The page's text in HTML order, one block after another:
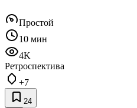
Простой
10 мин
4K
Ретроспектива
+7
24